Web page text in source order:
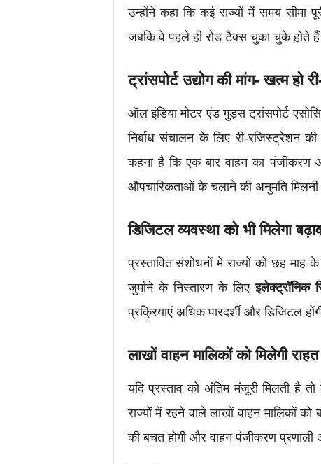
उन्होंने कहा कि कई राज्यों में समय सीमा
जबकि वे पहले ही रोड टैक्स चुका चुके होते
ट्रांसपोर्ट उद्योग की मांग- खत्म हो
ऑल इंडिया मोटर एंड गुड्स ट्रांसपोर्ट
निर्बाध संचालन के लिए री-रजिस्ट्रेशन की
कहना है कि एक बार वाहन का पंजीकरण
औपचारिकताओं के चलाने की अनुमति मिलनी
डिजिटल व्यवस्था को भी मिलेगा
प्रस्तावित संशोधनों में राज्यों को छह माह
जुर्माने के निस्तारण के लिएइलेक्ट्रॉनिक
प्रक्रियाएं अधिक पारदर्शी और डिजिटल
लाखों वाहन मालिकों को मिलेगी राहत
यदि प्रस्ताव को अंतिम मंजूरी मिलती है
राज्यों में रहने वाले लाखों वाहन मालिकों को
की बचत होगी और वाहन पंजीकरण